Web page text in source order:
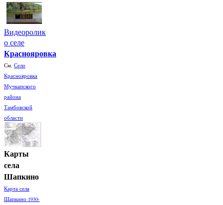
Видеоролик
о селе
Краснояровка
См. Село
Краснояровка
Мучкапского
района
Тамбовской
области
Карты
села
Шапкино
Карта села
Шапкино 1930-